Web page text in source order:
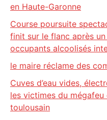
en Haute-Garonne
Course poursuite
finit sur le flanc après
occupants alcoolisés
le maire réclame des
Cuves d’eau vides,
les victimes du
toulousain